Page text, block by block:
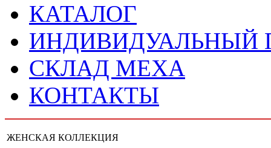
КАТАЛОГ
ИНДИВИДУАЛЬНЫЙ
СКЛАД МЕХА
КОНТАКТЫ
ЖЕНСКАЯ КОЛЛЕКЦИЯ